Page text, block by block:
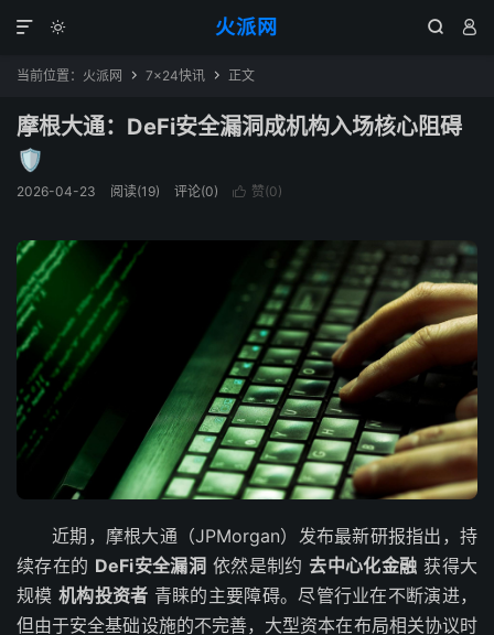
火派网
  

当前位置： 火派网  7×24快讯  正文
摩根大通：DeFi安全漏洞成机构入场核心阻碍
🛡️
2026-04-23 阅读(19) 评论(0)  赞(0)
近期，摩根大通（JPMorgan）发布最新研报指出，持
续存在的 DeFi安全漏洞 依然是制约去中心化金融 获得大
规模 机构投资者 青睐的主要障碍。尽管行业在不断演进，
但由于安全基础设施的不完善，大型资本在布局相关协议时